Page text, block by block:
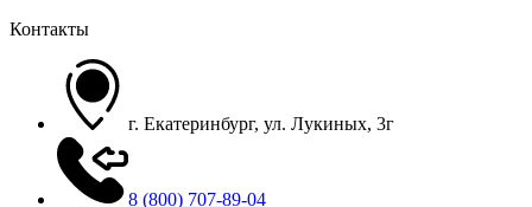
Контакты
г. Екатеринбург, ул. Лукиных, 3г
8 (800) 707-89-04